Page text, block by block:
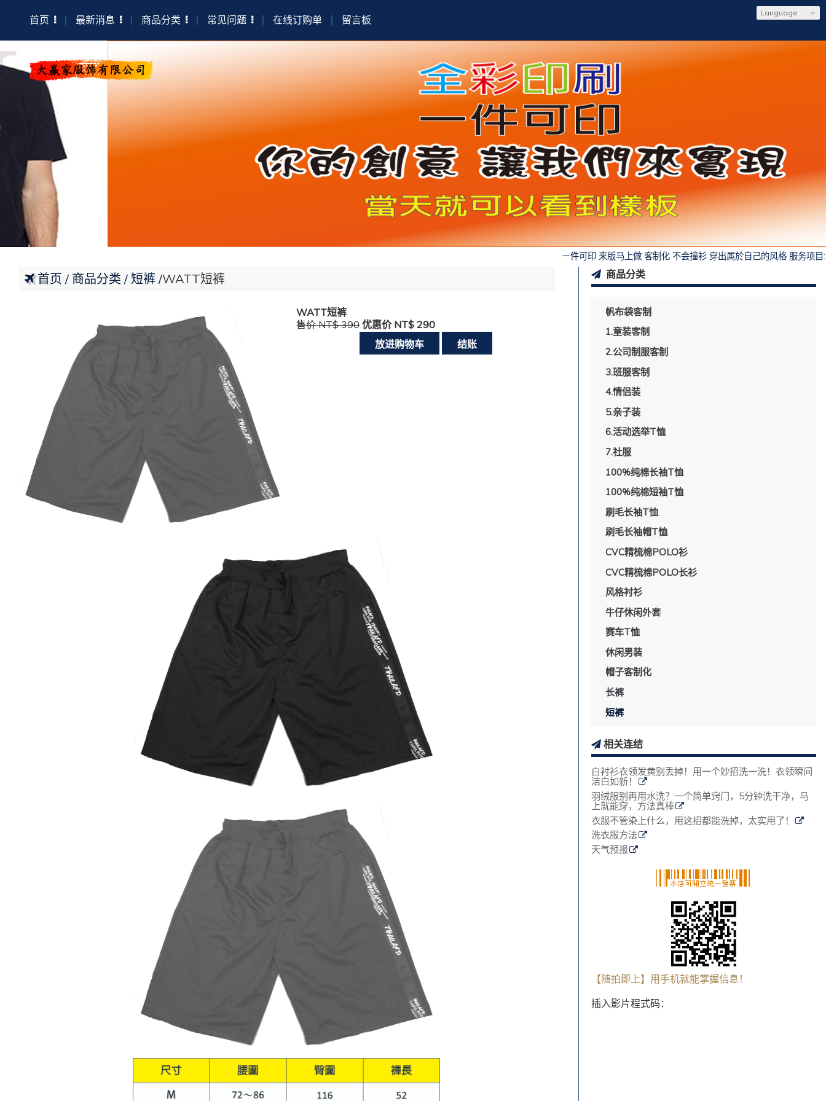
Language
首页 最新消息 商品分类 常见问题 在线订购单 留言板
商品分类
帆布袋客制
1.童装客制
2.公司制服客制
3.班服客制
4.情侣装
5.亲子装
6.活动选举T恤
7.社服
100%纯棉长袖T恤
100%纯棉短袖T恤
刷毛长袖T恤
刷毛长袖帽T恤
CVC精梳棉POLO衫
CVC精梳棉POLO长衫
风格衬衫
牛仔休闲外套
赛车T恤
休闲男装
帽子客制化
长裤
短裤
相关连结
白衬衫衣领发黄别丢掉！用一个妙招洗一洗！衣领瞬间
洁白如新！
羽绒服别再用水洗？一个简单窍门，5分钟洗干净，马
上就能穿，方法真棒
衣服不管染上什么，用这招都能洗掉，太实用了！
洗衣服方法
天气预报
【随拍即上】用手机就能掌握信息！
插入影片程式码：
ㄧ件可印 来版马上做 客制化 不会撞衫 穿出属於自己的风格 服务项目:
首页 商品分类 短裤 WATT短裤
WATT短裤
售价 NT$ 390 优惠价 NT$ 290